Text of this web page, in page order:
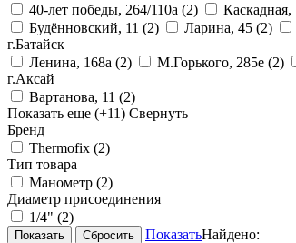
40-лет победы, 264/110а (2) Каскадная,
Будённовский, 11 (2) Ларина, 45 (2)
г.Батайск
Ленина, 168а (2) М.Горького, 285е (2)
г.Аксай
Вартанова, 11 (2)
Показать еще (+11) Свернуть
Бренд
Thermofix (2)
Тип товара
Манометр (2)
Диаметр присоединения
1/4" (2)
ПоказатьНайдено: